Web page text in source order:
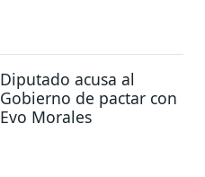
Diputado acusa al
Gobierno de pactar con
Evo Morales